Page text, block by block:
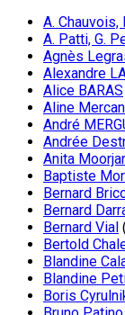
A. Chauvois,
A. Patti, G.
Agnès
Alexandre
Alice BARAS
Aline Mercan
André
Andrée
Anita
Baptiste
Bernard
Bernard
Bernard Vial
Bertold
Blandine
Blandine
Boris